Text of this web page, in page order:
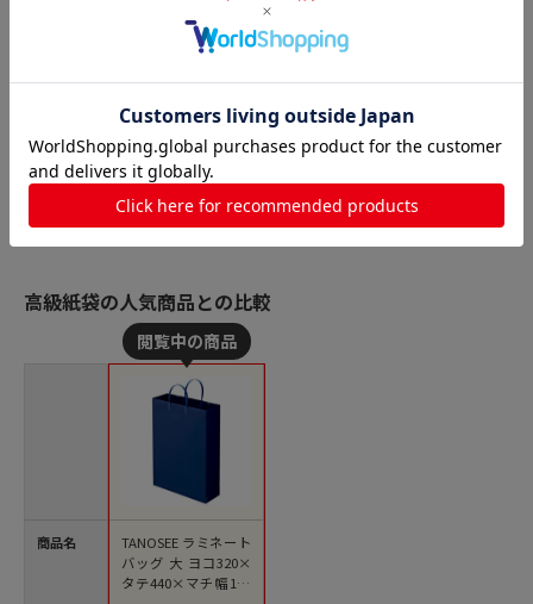
高級紙袋の人気商品との比較
商品名
TANOSEE ラミネート
バッグ 大 ヨコ320×
タテ440×マチ幅110